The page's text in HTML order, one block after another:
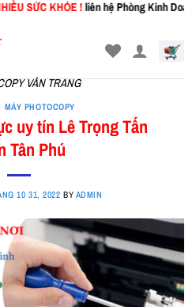
!liên hệ Phòng Kinh Doanh:
VÂN TRANG
MÁY PHOTOCOPY
uy tín Lê Trọng Tấn
Tân Phú
10 31, 2022 BY ADMIN